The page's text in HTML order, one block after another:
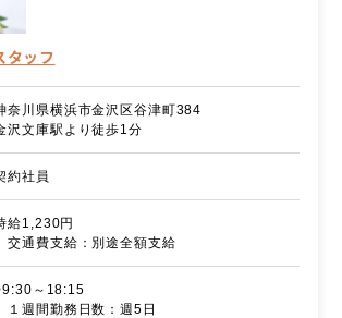
タッフ
奈川県横浜市金沢区谷津町384
沢文庫駅より徒歩1分
約社員
給1,230円
交通費支給：別途全額支給
～18:15
１週間勤務日数：週5日